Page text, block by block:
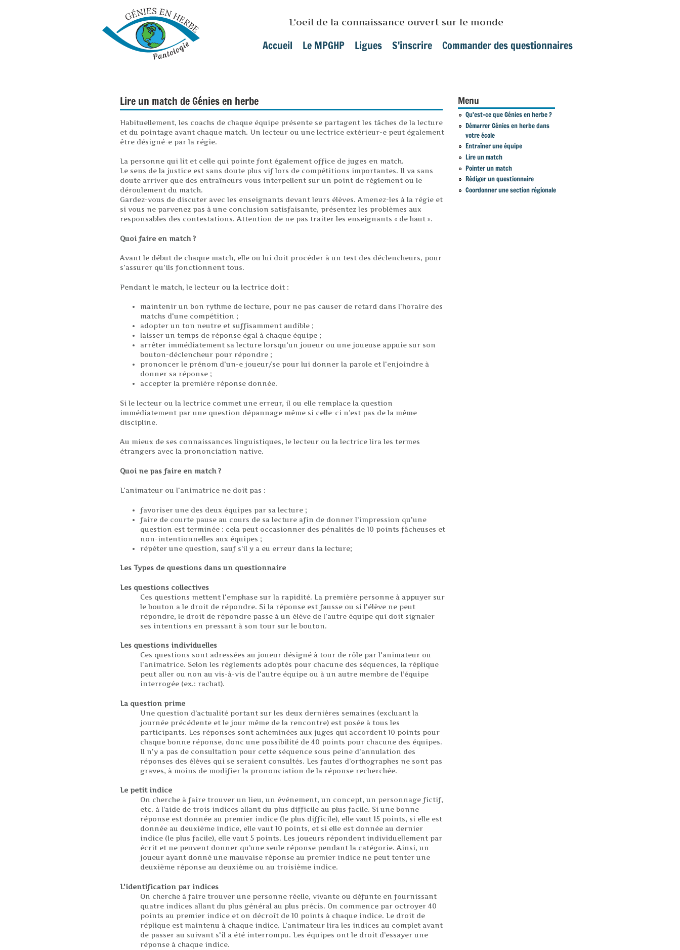
L'oeil de la connaissance ouvert sur le monde
Main menu
Accueil Le MPGHP Ligues S'inscrire Commander des questionnaires
Lire un match de Génies en herbe
Habituellement, les coachs de chaque équipe présente se partagent les tâches de la lecture
et du pointage avant chaque match. Un lecteur ou une lectrice extérieur-e peut également
être désigné-e par la régie.
La personne qui lit et celle qui pointe font également office de juges en match.
Le sens de la justice est sans doute plus vif lors de compétitions importantes. Il va sans
doute arriver que des entraîneurs vous interpellent sur un point de règlement ou le
déroulement du match.
Gardez-vous de discuter avec les enseignants devant leurs élèves. Amenez-les à la régie et
si vous ne parvenez pas à une conclusion satisfaisante, présentez les problèmes aux
responsables des contestations. Attention de ne pas traiter les enseignants « de haut ».
Quoi faire en match ?
Avant le début de chaque match, elle ou lui doit procéder à un test des déclencheurs, pour
s'assurer qu'ils fonctionnent tous.
Pendant le match, le lecteur ou la lectrice doit :
maintenir un bon rythme de lecture, pour ne pas causer de retard dans l'horaire des
matchs d'une compétition ;
adopter un ton neutre et suffisamment audible ;
laisser un temps de réponse égal à chaque équipe ;
arrêter immédiatement sa lecture lorsqu'un joueur ou une joueuse appuie sur son
bouton-déclencheur pour répondre ;
prononcer le prénom d'un-e joueur/se pour lui donner la parole et l'enjoindre à
donner sa réponse ;
accepter la première réponse donnée.
Si le lecteur ou la lectrice commet une erreur, il ou elle remplace la question
immédiatement par une question dépannage même si celle-ci n’est pas de la même
discipline.
Au mieux de ses connaissances linguistiques, le lecteur ou la lectrice lira les termes
étrangers avec la prononciation native.
Quoi ne pas faire en match ?
L'animateur ou l'animatrice ne doit pas :
favoriser une des deux équipes par sa lecture ;
faire de courte pause au cours de sa lecture afin de donner l'impression qu'une
question est terminée : cela peut occasionner des pénalités de 10 points fâcheuses et
non-intentionnelles aux équipes ;
répéter une question, sauf s’il y a eu erreur dans la lecture;
Les Types de questions dans un questionnaire
Les questions collectives
Ces questions mettent l'emphase sur la rapidité. La première personne à appuyer sur
le bouton a le droit de répondre. Si la réponse est fausse ou si l'élève ne peut
répondre, le droit de répondre passe à un élève de l'autre équipe qui doit signaler
ses intentions en pressant à son tour sur le bouton.
Les questions individuelles
Ces questions sont adressées au joueur désigné à tour de rôle par l'animateur ou
l'animatrice. Selon les règlements adoptés pour chacune des séquences, la réplique
peut aller ou non au vis-à-vis de l'autre équipe ou à un autre membre de l’équipe
interrogée (ex.: rachat).
La question prime
Une question d’actualité portant sur les deux dernières semaines (excluant la
journée précédente et le jour même de la rencontre) est posée à tous les
participants. Les réponses sont acheminées aux juges qui accordent 10 points pour
chaque bonne réponse, donc une possibilité de 40 points pour chacune des équipes.
Il n'y a pas de consultation pour cette séquence sous peine d'annulation des
réponses des élèves qui se seraient consultés. Les fautes d’orthographes ne sont pas
graves, à moins de modifier la prononciation de la réponse recherchée.
Le petit indice
On cherche à faire trouver un lieu, un événement, un concept, un personnage fictif,
etc. à l’aide de trois indices allant du plus difficile au plus facile. Si une bonne
réponse est donnée au premier indice (le plus difficile), elle vaut 15 points, si elle est
donnée au deuxième indice, elle vaut 10 points, et si elle est donnée au dernier
indice (le plus facile), elle vaut 5 points. Les joueurs répondent individuellement par
écrit et ne peuvent donner qu’une seule réponse pendant la catégorie. Ainsi, un
joueur ayant donné une mauvaise réponse au premier indice ne peut tenter une
deuxième réponse au deuxième ou au troisième indice.
L'identification par indices
On cherche à faire trouver une personne réelle, vivante ou défunte en fournissant
quatre indices allant du plus général au plus précis. On commence par octroyer 40
points au premier indice et on décroît de 10 points à chaque indice. Le droit de
réplique est maintenu à chaque indice. L'animateur lira les indices au complet avant
de passer au suivant s'il a été interrompu. Les équipes ont le droit d’essayer une
réponse à chaque indice.
Menu
Qu'est-ce que Génies en herbe ?
Démarrer Génies en herbe dans
votre école
Entraîner une équipe
Lire un match
Pointer un match
Rédiger un questionnaire
Coordonner une section régionale